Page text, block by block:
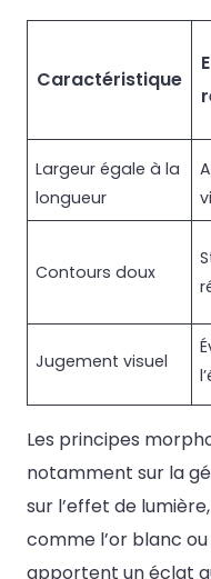
Caractéristique
Largeur égale à la
longueur
Contours doux
Jugement visuel
Les principes
notamment sur la
sur l’effet de
comme l’or blanc
apportent un éclat